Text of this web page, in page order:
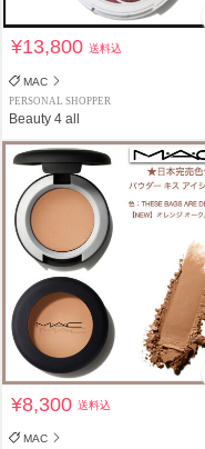
¥13,800送料込
MAC
PERSONAL SHOPPER
Beauty 4 all
¥8,300送料込
MAC